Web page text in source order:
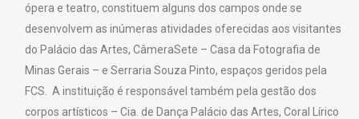
ópera e teatro, constituem alguns dos campos onde se
desenvolvem as inúmeras atividades oferecidas aos visitantes
do Palácio das Artes, CâmeraSete – Casa da Fotografia de
Minas Gerais – e Serraria Souza Pinto, espaços geridos pela
FCS. A instituição é responsável também pela gestão dos
corpos artísticos – Cia. de Dança Palácio das Artes, Coral Lírico